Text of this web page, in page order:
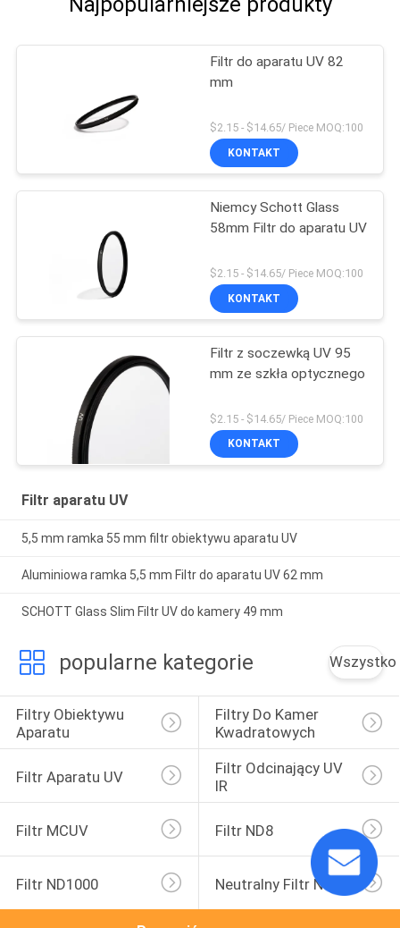
Filtr do aparatu UV 82
mm
$2.15 - $14.65/ Piece MOQ:100
KONTAKT
Niemcy Schott Glass
58mm Filtr do aparatu UV
$2.15 - $14.65/ Piece MOQ:100
KONTAKT
Filtr z soczewką UV 95
mm ze szkła optycznego
$2.15 - $14.65/ Piece MOQ:100
KONTAKT
Filtr aparatu UV
5,5 mm ramka 55 mm filtr obiektywu aparatu UV
Aluminiowa ramka 5,5 mm Filtr do aparatu UV 62 mm
SCHOTT Glass Slim Filtr UV do kamery 49 mm
popularne kategorie Wszystko
Filtry Obiektywu
Aparatu
Filtry Do Kamer
Kwadratowych
Filtr Aparatu UV
Filtr Odcinający UV
IR
Filtr MCUV Filtr ND8
Filtr ND1000 Neutralny Filtr Nocny